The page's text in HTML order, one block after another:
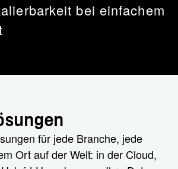
bei einfachem
für jede Branche, jede
Ort auf der Welt: in der Cloud,